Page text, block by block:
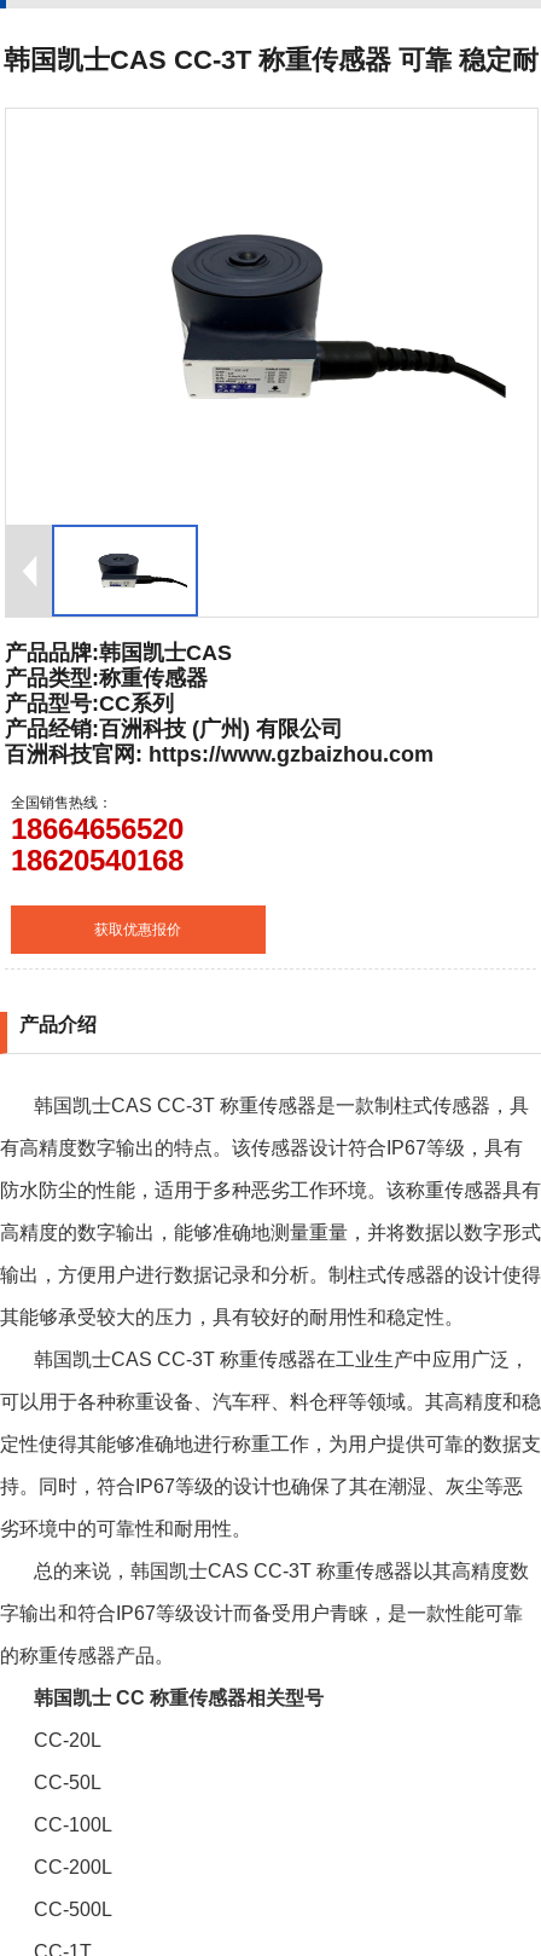
韩国凯士CAS CC-3T 称重传感器 可靠 稳定耐
产品品牌:韩国凯士CAS
产品类型:称重传感器
产品型号:CC系列
产品经销:百洲科技 (广州) 有限公司
百洲科技官网: https://www.gzbaizhou.com
全国销售热线：
18664656520
18620540168
获取优惠报价
产品介绍
韩国凯士CAS CC-3T 称重传感器是一款制柱式传感器，具
有高精度数字输出的特点。该传感器设计符合IP67等级，具有
防水防尘的性能，适用于多种恶劣工作环境。该称重传感器具有
高精度的数字输出，能够准确地测量重量，并将数据以数字形式
输出，方便用户进行数据记录和分析。制柱式传感器的设计使得
其能够承受较大的压力，具有较好的耐用性和稳定性。
韩国凯士CAS CC-3T 称重传感器在工业生产中应用广泛，
可以用于各种称重设备、汽车秤、料仓秤等领域。其高精度和稳
定性使得其能够准确地进行称重工作，为用户提供可靠的数据支
持。同时，符合IP67等级的设计也确保了其在潮湿、灰尘等恶
劣环境中的可靠性和耐用性。
总的来说， 韩国凯士CAS CC-3T 称重传感器 以其高精度数
字输出和符合IP67等级设计而备受用户青睐，是一款性能可靠
的称重传感器产品。
韩国凯士 CC 称重传感器相关型号
CC-20L
CC-50L
CC-100L
CC-200L
CC-500L
CC-1T